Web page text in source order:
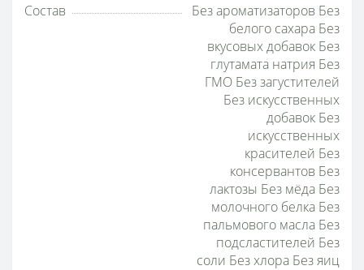
Состав
Без ароматизаторов Без
белого сахара Без
вкусовых добавок Без
глутамата натрия Без
ГМО Без загустителей
Без искусственных
добавок Без
искусственных
красителей Без
консервантов Без
лактозы Без мёда Без
молочного белка Без
пальмового масла Без
подсластителей Без
соли Без хлора Без яиц